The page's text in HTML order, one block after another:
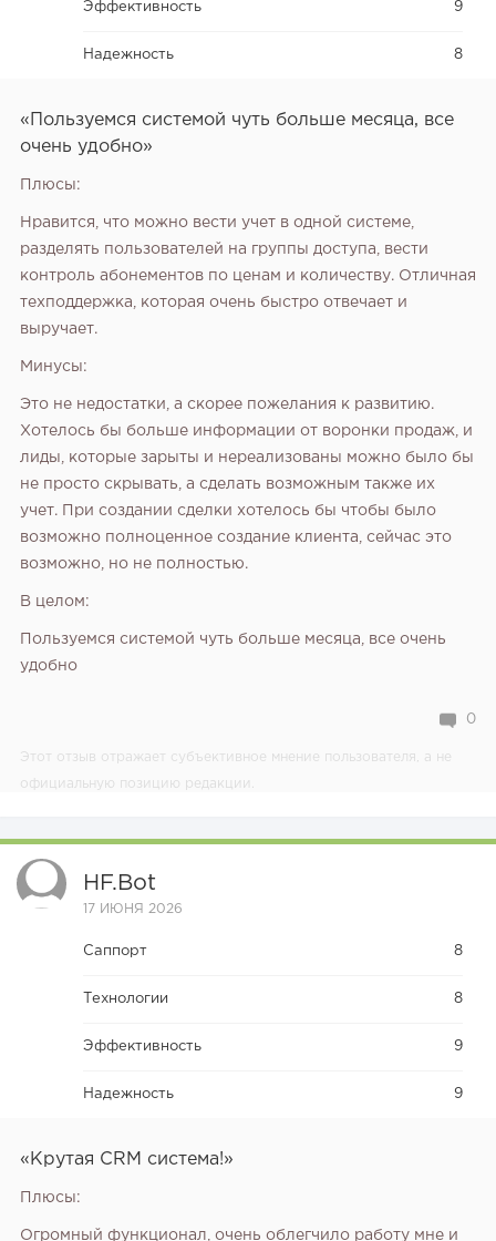
Эффективность 9
Надежность 8
«Пользуемся системой чуть больше месяца, все
очень удобно»
Плюсы:
Нравится, что можно вести учет в одной системе,
разделять пользователей на группы доступа, вести
контроль абонементов по ценам и количеству. Отличная
техподдержка, которая очень быстро отвечает и
выручает.
Минусы:
Это не недостатки, а скорее пожелания к развитию.
Хотелось бы больше информации от воронки продаж, и
лиды, которые зарыты и нереализованы можно было бы
не просто скрывать, а сделать возможным также их
учет. При создании сделки хотелось бы чтобы было
возможно полноценное создание клиента, сейчас это
возможно, но не полностью.
В целом:
Пользуемся системой чуть больше месяца, все очень
удобно
0
Этот отзыв отражает субъективное мнение пользователя, а не
официальную позицию редакции.
HF.bot
17 ИЮНЯ 2026
Саппорт 8
Технологии 8
Эффективность 9
Надежность 9
«Крутая CRM система!»
Плюсы:
Огромный функционал, очень облегчило работу мне и